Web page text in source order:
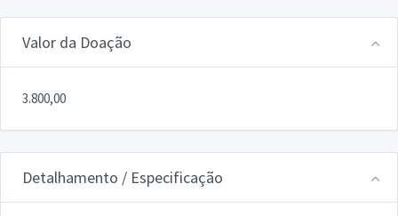
Valor da Doação
3.800,00
Detalhamento / Especificação